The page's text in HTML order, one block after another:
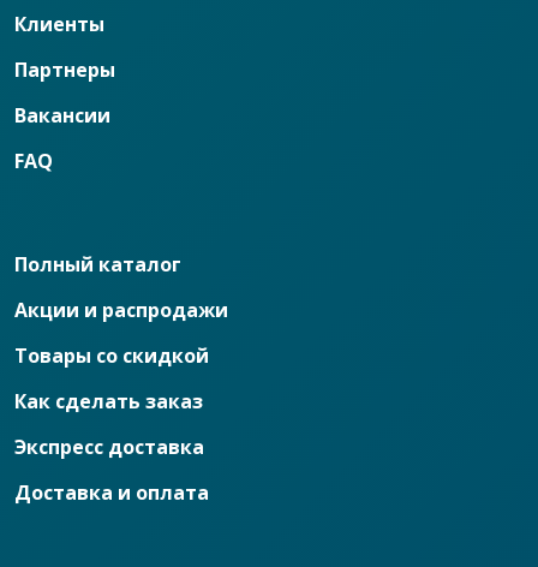
Клиенты
Партнеры
Вакансии
FAQ
Полный каталог
Акции и распродажи
Товары со скидкой
Как сделать заказ
Экспресс доставка
Доставка и оплата